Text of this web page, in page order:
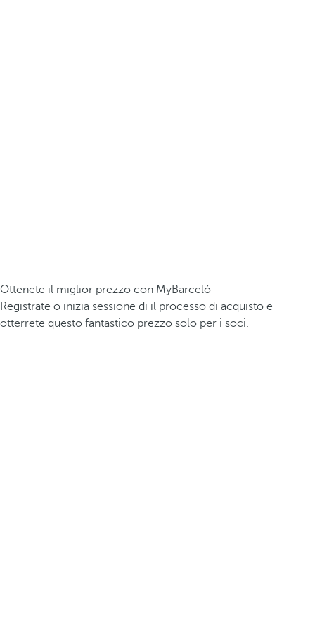
Ottenete il miglior prezzo con MyBarceló
Registrate o inizia sessione di il processo di acquisto e
otterrete questo fantastico prezzo solo per i soci.